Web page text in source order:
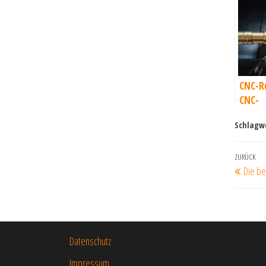
CNC-
CNC-
Vorheriger
Beitrag
ZURÜCK
Die
Datenschutz